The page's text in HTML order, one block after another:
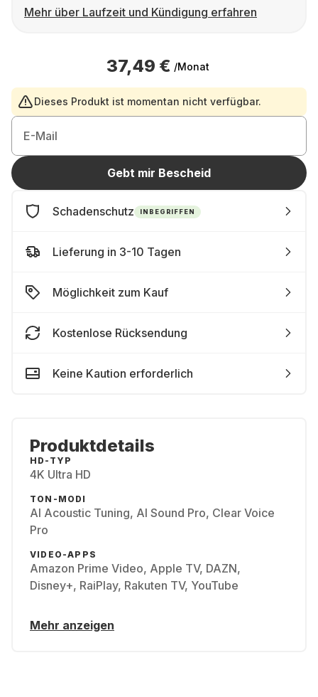
Mehr über Laufzeit und Kündigung erfahren
37,49 € /Monat
Dieses Produkt ist momentan nicht verfügbar.
E-Mail
Gebt mir Bescheid
Schadenschutz INBEGRIFFEN
Lieferung in 3-10 Tagen
Möglichkeit zum Kauf
Kostenlose Rücksendung
Keine Kaution erforderlich
Produktdetails
HD-TYP
4K Ultra HD
TON-MODI
AI Acoustic Tuning, AI Sound Pro, Clear Voice
Pro
VIDEO-APPS
Amazon Prime Video, Apple TV, DAZN,
Disney+, RaiPlay, Rakuten TV, YouTube
Mehr anzeigen